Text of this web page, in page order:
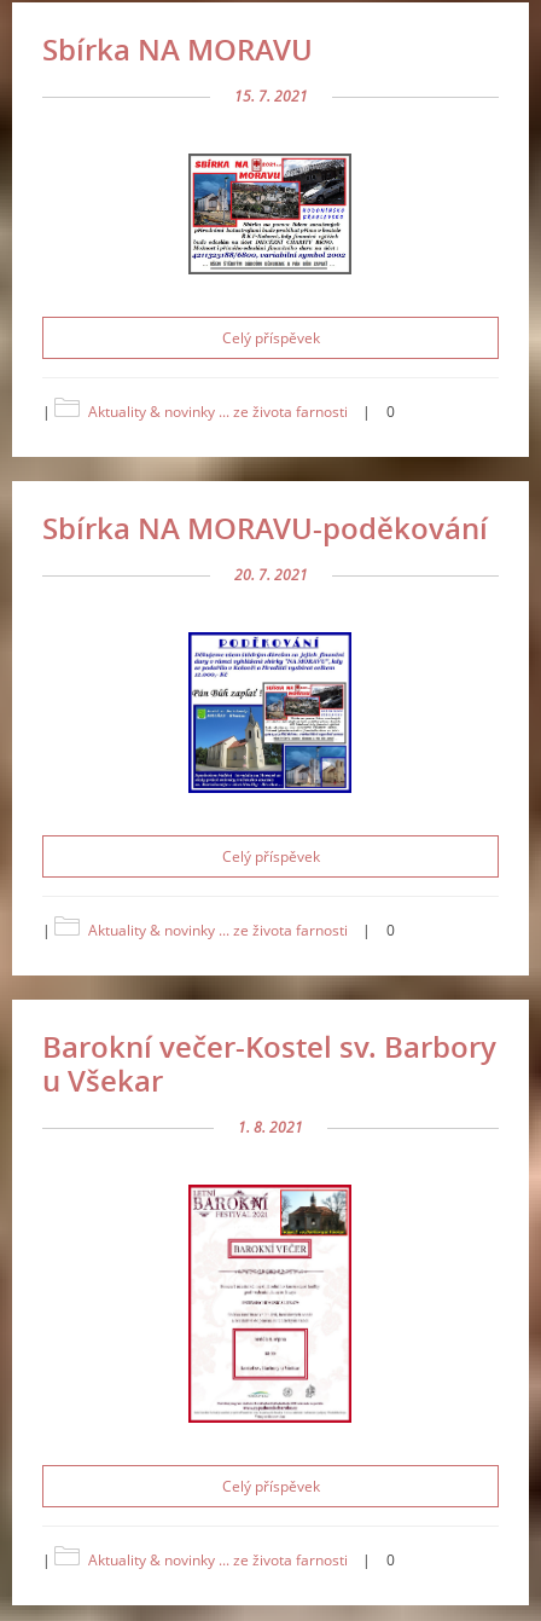
Sbírka NA MORAVU
15. 7. 2021
Celý příspěvek
| Aktuality & novinky ... ze života farnosti | 0
Sbírka NA MORAVU-poděkování
20. 7. 2021
Celý příspěvek
| Aktuality & novinky ... ze života farnosti | 0
Barokní večer-Kostel sv. Barbory
u Všekar
1. 8. 2021
Celý příspěvek
| Aktuality & novinky ... ze života farnosti | 0